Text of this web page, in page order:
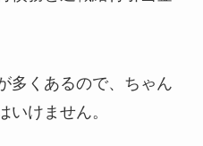
多くあるので、ちゃん
いけません。